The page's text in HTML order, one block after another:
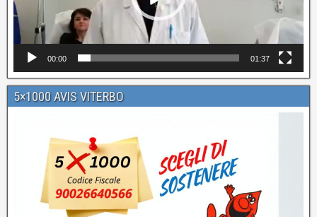
00:00 01:37
5×1000 AVIS VITERBO